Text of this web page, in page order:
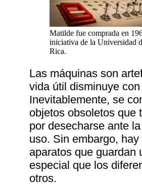
Matilde fue comprada en
iniciativa de la Universidad
Rica.
Las máquinas son
vida útil disminuye
Inevitablemente, se
objetos obsoletos que
por desecharse ante
uso. Sin embargo,
aparatos que guardan
especial que los
otros.